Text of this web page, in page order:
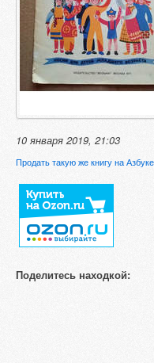
10 января 2019, 21:03
Продать такую же книгу на
Поделитесь находкой: